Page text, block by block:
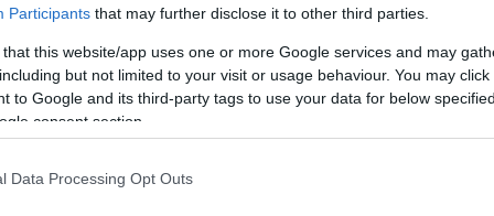
Participants that may further disclose it to other third parties.
that this website/app uses one or more Google services and may
but not limited to your visit or usage behaviour. You may
to Google and its third-party tags to use your data for below
consent section.
Data Processing Opt Outs
fogva sokat foglalkozott a magyar zenével, 2018-ban pedig a
illetve elkezdtünk kritikákat is közölni kiemelt hazai
maradt más hátra, mint…